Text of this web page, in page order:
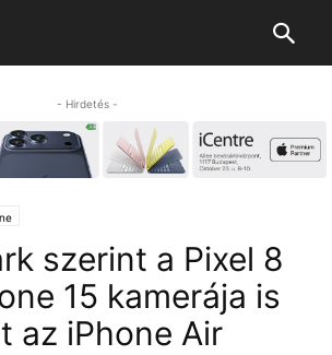
- Hirdetés -
szerint a Pixel 8
15 kamerája is
az iPhone Air